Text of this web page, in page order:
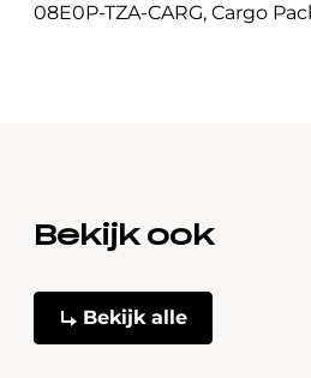
08E0P-TZA-CARG, Cargo
Bekijk ook
Bekijk alle